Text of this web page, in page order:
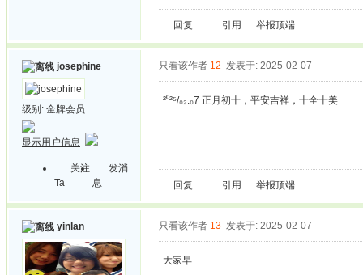
回复 引用 举报顶端
josephine
级别: 金牌会员
显示用户信息
关注
Ta
发消
息
只看该作者 12 发表于: 2025-02-07
²⁰²⁵/₀₂.₀7 正月初十，平安吉祥，十全十美
回复 引用 举报顶端
yinlan 只看该作者 13 发表于: 2025-02-07
大家早